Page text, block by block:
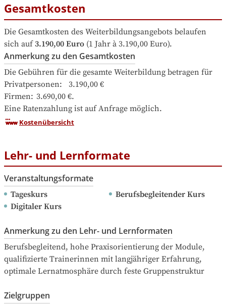
Gesamtkosten
Die Gesamtkosten des Weiterbildungsangebots belaufen
sich auf 3.190,00 Euro (1 Jahr à 3.190,00 Euro).
Anmerkung zu den Gesamtkosten
Die Gebühren für die gesamte Weiterbildung betragen für
Privatpersonen:	3.190,00 €
Firmen:	3.690,00 €.
Eine Ratenzahlung ist auf Anfrage möglich.
Kostenübersicht
Lehr- und Lernformate
Veranstaltungsformate
Tageskurs
Berufsbegleitender Kurs
Digitaler Kurs
Anmerkung zu den Lehr- und Lernformaten
Berufsbegleitend, hohe Praxisorientierung der Module,
qualifizierte Trainerinnen mit langjähriger Erfahrung,
optimale Lernatmosphäre durch feste Gruppenstruktur
Zielgruppen